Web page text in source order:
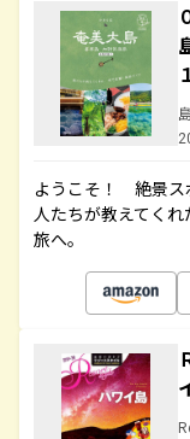
ようこそ！ 絶景ス
人たちが教えてく
旅へ。